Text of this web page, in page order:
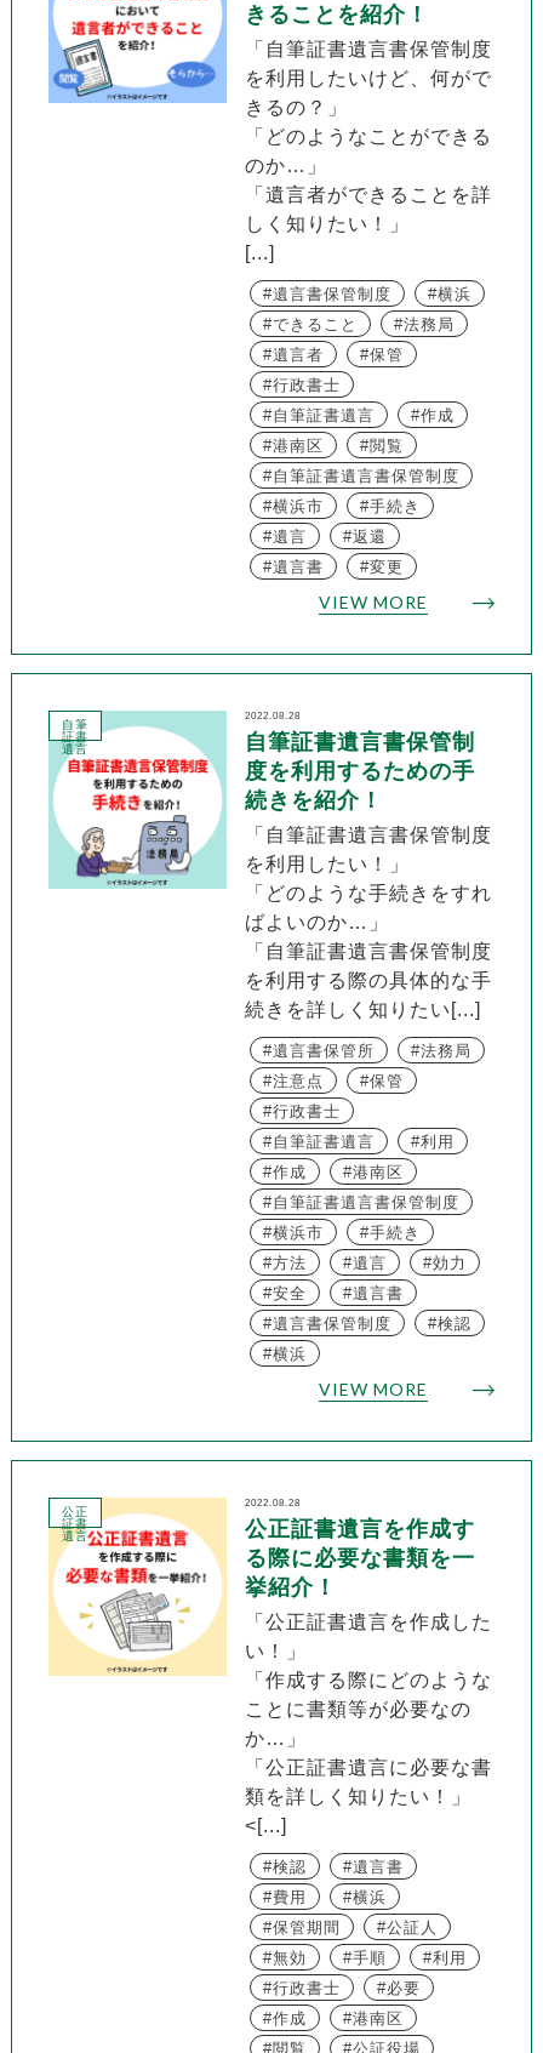
きることを紹介！
「自筆証書遺言書保管制度
を利用したいけど、何がで
きるの？」
「どのようなことができる
のか…」
「遺言者ができることを詳
しく知りたい！」
[...]
遺言書保管制度
横浜
できること
法務局
遺言者
保管
行政書士
自筆証書遺言
作成
港南区
閲覧
自筆証書遺言書保管制度
横浜市
手続き
遺言
返還
遺言書
変更
VIEW MORE
自筆
証書
遺言
2022.08.28
自筆証書遺言書保管制
度を利用するための手
続きを紹介！
「自筆証書遺言書保管制度
を利用したい！」
「どのような手続きをすれ
ばよいのか…」
「自筆証書遺言書保管制度
を利用する際の具体的な手
続きを詳しく知りたい[...]
遺言書保管所
法務局
注意点
保管
行政書士
自筆証書遺言
利用
作成
港南区
自筆証書遺言書保管制度
横浜市
手続き
方法
遺言
効力
安全
遺言書
遺言書保管制度
検認
横浜
VIEW MORE
公正
証書
遺言
2022.08.28
公正証書遺言を作成す
る際に必要な書類を一
挙紹介！
「公正証書遺言を作成した
い！」
「作成する際にどのような
ことに書類等が必要なの
か…」
「公正証書遺言に必要な書
類を詳しく知りたい！」
<[...]
検認
遺言書
費用
横浜
保管期間
公証人
無効
手順
利用
行政書士
必要
作成
港南区
閲覧
公証役場